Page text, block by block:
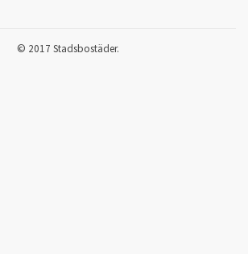
© 2017 Stadsbostäder.